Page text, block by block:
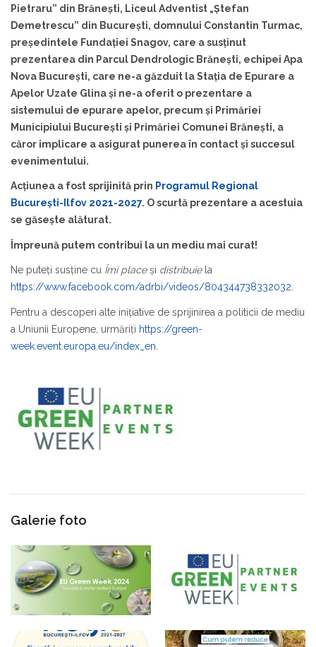
Pietraru” din Brănești, Liceul Adventist „Ștefan
Demetrescu” din Bucureşti, domnului Constantin Turmac,
preşedintele Fundaţiei Snagov, care a susţinut
prezentarea din Parcul Dendrologic Brăneşti, echipei Apa
Nova Bucureşti, care ne-a găzduit la Staţia de Epurare a
Apelor Uzate Glina şi ne-a oferit o prezentare a
sistemului de epurare apelor, precum şi Primăriei
Municipiului Bucureşti şi Primăriei Comunei Brăneşti, a
căror implicare a asigurat punerea în contact şi succesul
evenimentului.
Acţiunea a fost sprijinită prin Programul Regional
Bucureşti-Ilfov 2021-2027. O scurtă prezentare a acestuia
se găseşte alăturat.
Împreună putem contribui la un mediu mai curat!
Ne puteţi susţine cu Îmi placeşi distribuiela
https://www.facebook.com/adrbi/videos/804344738332032
Pentru a descoperi alte iniţiative de sprijinirea a politicii de mediu
a Uniunii Europene, urmăriţi https://green-
week.event.europa.eu/index_en
Galerie foto